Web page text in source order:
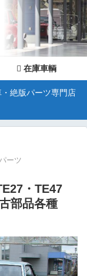
在庫車輌
絶版パーツ専門店
ーツ
・TE47
部品各種